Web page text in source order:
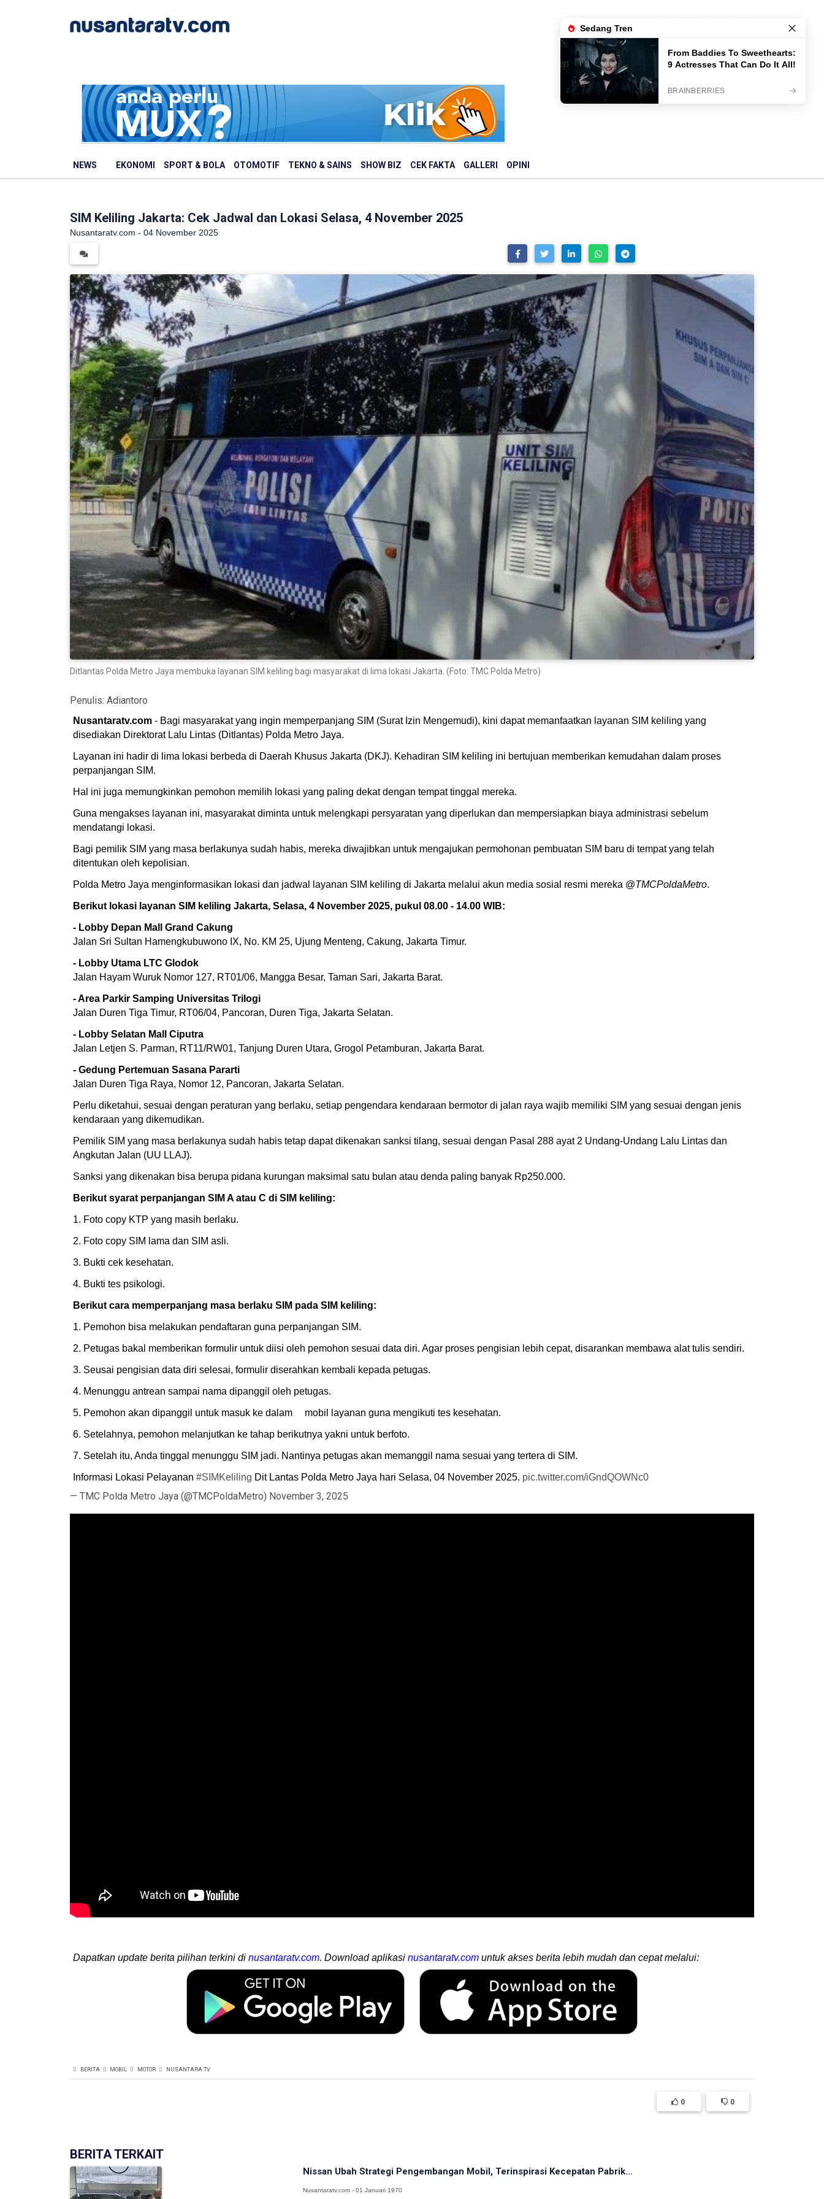
NEWS EKONOMI SPORT & BOLA OTOMOTIF TEKNO & SAINS SHOW BIZ CEK FAKTA GALLERI OPINI
SIM Keliling Jakarta: Cek Jadwal dan Lokasi Selasa, 4 November 2025
Nusantaratv.com - 04 November 2025
Ditlantas Polda Metro Jaya membuka layanan SIM keliling bagi masyarakat di lima lokasi Jakarta. (Foto: TMC Polda Metro)
Penulis: Adiantoro
Nusantaratv.com - Bagi masyarakat yang ingin memperpanjang SIM (Surat Izin Mengemudi), kini dapat memanfaatkan layanan SIM keliling yang
disediakan Direktorat Lalu Lintas (Ditlantas) Polda Metro Jaya.
Layanan ini hadir di lima lokasi berbeda di Daerah Khusus Jakarta (DKJ). Kehadiran SIM keliling ini bertujuan memberikan kemudahan dalam proses
perpanjangan SIM.
Hal ini juga memungkinkan pemohon memilih lokasi yang paling dekat dengan tempat tinggal mereka.
Guna mengakses layanan ini, masyarakat diminta untuk melengkapi persyaratan yang diperlukan dan mempersiapkan biaya administrasi sebelum
mendatangi lokasi.
Bagi pemilik SIM yang masa berlakunya sudah habis, mereka diwajibkan untuk mengajukan permohonan pembuatan SIM baru di tempat yang telah
ditentukan oleh kepolisian.
Polda Metro Jaya menginformasikan lokasi dan jadwal layanan SIM keliling di Jakarta melalui akun media sosial resmi mereka @TMCPoldaMetro.
Berikut lokasi layanan SIM keliling Jakarta, Selasa, 4 November 2025, pukul 08.00 - 14.00 WIB:
- Lobby Depan Mall Grand Cakung
Jalan Sri Sultan Hamengkubuwono IX, No. KM 25, Ujung Menteng, Cakung, Jakarta Timur.
- Lobby Utama LTC Glodok
Jalan Hayam Wuruk Nomor 127, RT01/06, Mangga Besar, Taman Sari, Jakarta Barat.
- Area Parkir Samping Universitas Trilogi
Jalan Duren Tiga Timur, RT06/04, Pancoran, Duren Tiga, Jakarta Selatan.
- Lobby Selatan Mall Ciputra
Jalan Letjen S. Parman, RT11/RW01, Tanjung Duren Utara, Grogol Petamburan, Jakarta Barat.
- Gedung Pertemuan Sasana Pararti
Jalan Duren Tiga Raya, Nomor 12, Pancoran, Jakarta Selatan.
Perlu diketahui, sesuai dengan peraturan yang berlaku, setiap pengendara kendaraan bermotor di jalan raya wajib memiliki SIM yang sesuai dengan jenis
kendaraan yang dikemudikan.
Pemilik SIM yang masa berlakunya sudah habis tetap dapat dikenakan sanksi tilang, sesuai dengan Pasal 288 ayat 2 Undang-Undang Lalu Lintas dan
Angkutan Jalan (UU LLAJ).
Sanksi yang dikenakan bisa berupa pidana kurungan maksimal satu bulan atau denda paling banyak Rp250.000.
Berikut syarat perpanjangan SIM A atau C di SIM keliling:
1. Foto copy KTP yang masih berlaku.
2. Foto copy SIM lama dan SIM asli.
3. Bukti cek kesehatan.
4. Bukti tes psikologi.
Berikut cara memperpanjang masa berlaku SIM pada SIM keliling:
1. Pemohon bisa melakukan pendaftaran guna perpanjangan SIM.
2. Petugas bakal memberikan formulir untuk diisi oleh pemohon sesuai data diri. Agar proses pengisian lebih cepat, disarankan membawa alat tulis sendiri.
3. Seusai pengisian data diri selesai, formulir diserahkan kembali kepada petugas.
4. Menunggu antrean sampai nama dipanggil oleh petugas.
5. Pemohon akan dipanggil untuk masuk ke dalam mobil layanan guna mengikuti tes kesehatan.
6. Setelahnya, pemohon melanjutkan ke tahap berikutnya yakni untuk berfoto.
7. Setelah itu, Anda tinggal menunggu SIM jadi. Nantinya petugas akan memanggil nama sesuai yang tertera di SIM.
Informasi Lokasi Pelayanan #SIMKeliling Dit Lantas Polda Metro Jaya hari Selasa, 04 November 2025. pic.twitter.com/iGndQOWNc0
— TMC Polda Metro Jaya (@TMCPoldaMetro) November 3, 2025
Dapatkan update berita pilihan terkini di nusantaratv.com. Download aplikasi nusantaratv.com untuk akses berita lebih mudah dan cepat melalui:
BERITA MOBIL MOTOR NUSANTARA TV
0 0
BERITA TERKAIT
Nissan Ubah Strategi Pengembangan Mobil, Terinspirasi Kecepatan Pabrik...
Nusantaratv.com - 01 Januari 1970